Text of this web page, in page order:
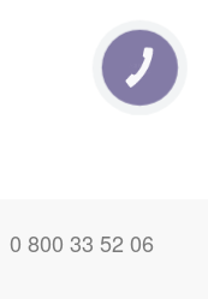
0 800 33 52 06
КНОПКА
ЗВ'ЯЗКУ